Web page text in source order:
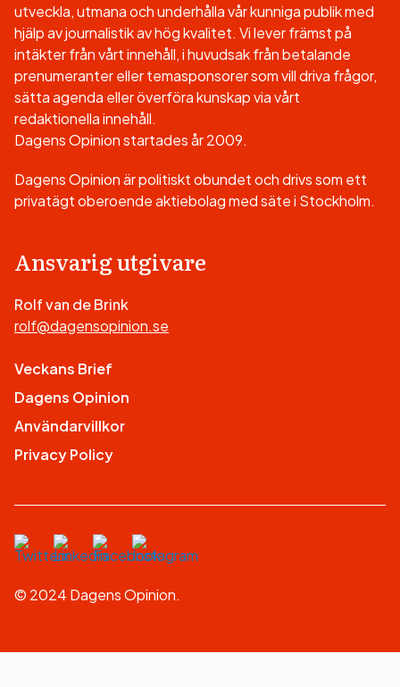
utveckla, utmana och underhålla vår kunniga publik med
hjälp av journalistik av hög kvalitet. Vi lever främst på
intäkter från vårt innehåll, i huvudsak från betalande
prenumeranter eller temasponsorer som vill driva frågor,
sätta agenda eller överföra kunskap via vårt
redaktionella innehåll.
Dagens Opinion startades år 2009.
Dagens Opinion är politiskt obundet och drivs som ett
privatägt oberoende aktiebolag med säte i Stockholm.
Ansvarig utgivare
Rolf van de Brink
rolf@dagensopinion.se
Veckans Brief
Dagens Opinion
Användarvillkor
Privacy Policy
© 2024 Dagens Opinion.